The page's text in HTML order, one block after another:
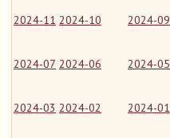
2024-11 2024-10 2024-09
2024-07 2024-06 2024-05
2024-03 2024-02 2024-01